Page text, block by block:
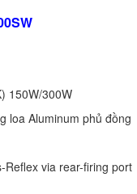
150W/300W
loa Aluminum phủ đồng
Reflex via rear-firing port